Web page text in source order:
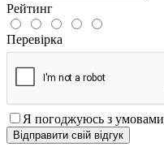
Рейтинг
Перевірка
Я погоджуюсь з умовами
Відправити свій відгук